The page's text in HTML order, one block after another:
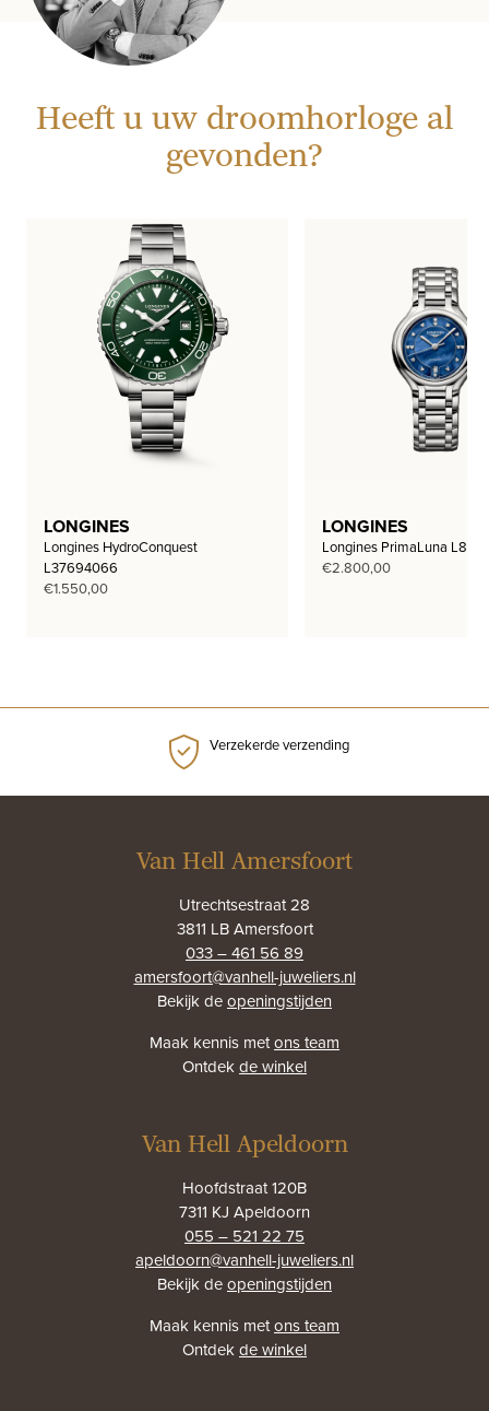
Heeft u uw droomhorloge al
gevonden?
LONGINES
Longines HydroConquest
L37694066
€1.550,00
LONGINES
Longines PrimaLuna
€2.800,00
Verzekerde verzending
Van Hell Amersfoort
Utrechtsestraat 28
3811 LB Amersfoort
033 – 461 56 89
amersfoort@vanhell-juweliers.nl
Bekijk deopeningstijden
Maak kennis metons team
Ontdekde winkel
Van Hell Apeldoorn
Hoofdstraat 120B
7311 KJ Apeldoorn
055 – 521 22 75
apeldoorn@vanhell-juweliers.nl
Bekijk deopeningstijden
Maak kennis metons team
Ontdekde winkel